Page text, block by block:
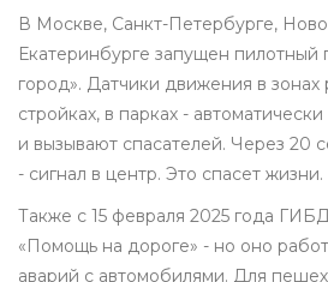
В Москве, Санкт-Петербурге,
Екатеринбурге запущен пилотный
город». Датчики движения в зонах
стройках, в парках -
и вызывают спасателей. Через 20
- сигнал в центр. Это спасет жизни.
Также с 15 февраля 2025 года
«Помощь на дороге» - но оно
аварий с автомобилями. Для